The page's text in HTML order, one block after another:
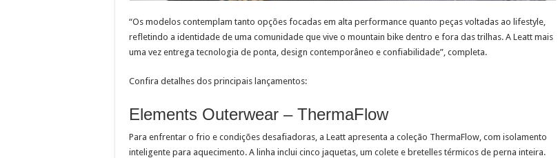
“Os modelos contemplam tanto opções focadas em alta performance quanto peças voltadas ao lifestyle,
refletindo a identidade de uma comunidade que vive o mountain bike dentro e fora das trilhas. A Leatt mais
uma vez entrega tecnologia de ponta, design contemporâneo e confiabilidade”, completa.
Confira detalhes dos principais lançamentos:
Elements Outerwear – ThermaFlow
Para enfrentar o frio e condições desafiadoras, a Leatt apresenta a coleção ThermaFlow, com isolamento
inteligente para aquecimento. A linha inclui cinco jaquetas, um colete e bretelles térmicos de perna inteira.